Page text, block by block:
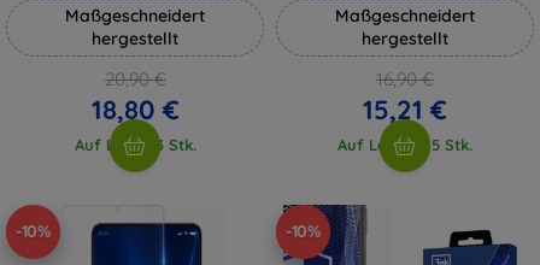
Maßgeschneidert
hergestellt
20,90 €
18,80 €
Auf Lager 3 Stk.
Maßgeschneidert
hergestellt
16,90 €
15,21 €
Auf Lager > 5 Stk.
-10% -10%